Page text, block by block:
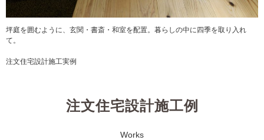
坪庭を囲むように、玄関・書斎・和室を配置。暮らしの中に四季を取り入れ
て。
注文住宅設計施工実例
注文住宅設計施工例
Works